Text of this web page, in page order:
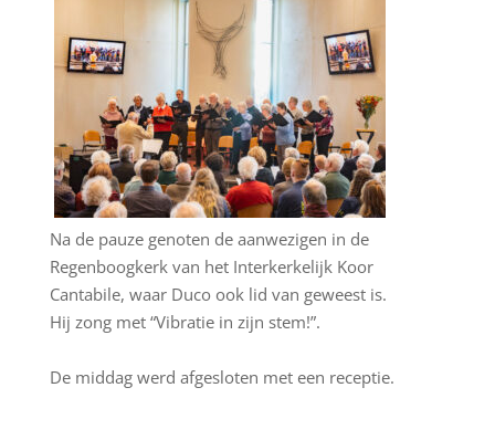
Na de pauze genoten de aanwezigen in de
Regenboogkerk van het Interkerkelijk Koor
Cantabile, waar Duco ook lid van geweest is.
Hij zong met “Vibratie in zijn stem!”.
De middag werd afgesloten met een receptie.